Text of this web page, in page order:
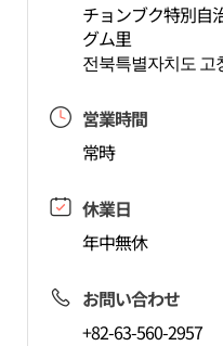
チョンブク特別自
グム里
전북특별자치도 고
営業時間
常時
休業日
年中無休
お問い合わせ
+82-63-560-2957